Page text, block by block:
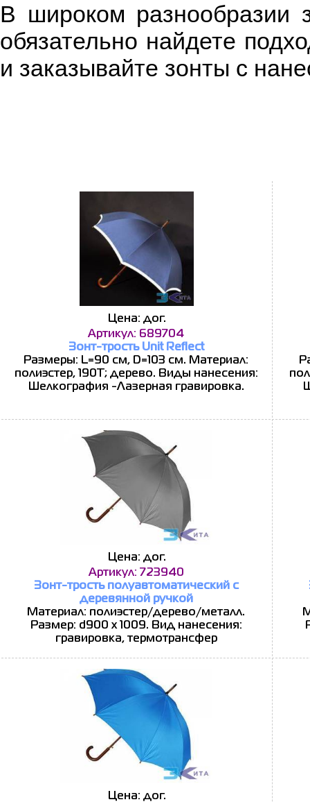
В широком разнообразии
обязательно найдете
и заказывайте зонты с
Цена: дог.
Артикул: 689704
Зонт-трость Unit Reflect
Размеры: L=90 см, D=103 см. Материал:
полиэстер, 190T; дерево. Виды нанесения:
Шелкография -Лазерная гравировка.
Цена: дог.
Артикул: 723940
Зонт-трость полуавтоматический с
деревянной ручкой
Материал: полиэстер/дерево/металл.
Размер: d900 х 1009. Вид нанесения:
гравировка, термотрансфер
Цена: дог.